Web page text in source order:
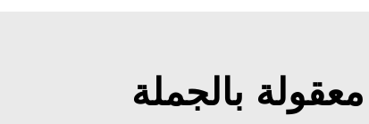
بالجملة